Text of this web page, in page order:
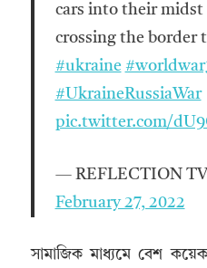
cars into their
crossing the border
#ukraine
#UkraineRussiaWar
pic.twitter.com/
— REFLECTION
February 27, 2022
সামাজিক মাধ্যমে বেশ